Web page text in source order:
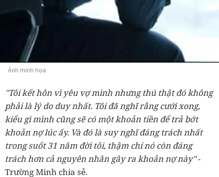
Ảnh minh họa
"Tôi kết hôn vì yêu vợ mình nhưng thú thật đó không
phải là lý do duy nhất. Tôi đã nghĩ rằng cưới xong,
kiểu gì mình cũng sẽ có một khoản tiền để trả bớt
khoản nợ lúc ấy. Và đó là suy nghĩ đáng trách nhất
trong suốt 31 năm đời tôi, thậm chí nó còn đáng
trách hơn cả nguyên nhân gây ra khoản nợ này"-
Trường Minh chia sẻ.